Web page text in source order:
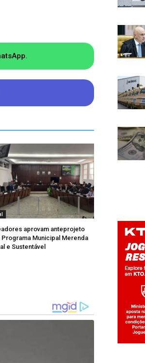
e defesa do uso da
do ato simbólico
a assessora Elizete
Em seguida, turmas
aprovam anteprojeto
Programa Municipal Merenda
e Sustentável